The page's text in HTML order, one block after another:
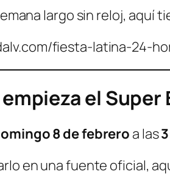
largo sin reloj, aquí
fiesta-latina-24-
el Super
8 de febrero a las
en una fuente oficial,